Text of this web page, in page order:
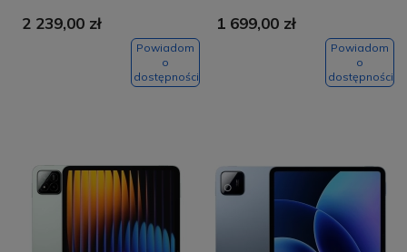
2 239,00 zł
Powiadom
o
dostępności
1 699,00 zł
Powiadom
o
dostępności